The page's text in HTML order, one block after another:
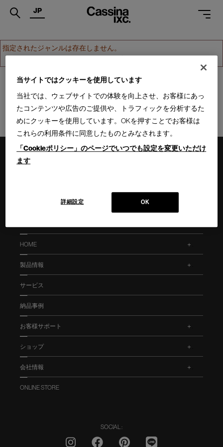
.
SERVICES
PROJECTS
MAGAZINE
SHOPS
PROFESSIONAL
JP
指定されたジャンルは存在しません。
ホームへ戻る
HOME
製品情報
サービス
納品事例
お客様サポート
ショップ
会社情報
ONLINE STORE
SOCIAL :
当サイトではクッキーを使用しています
当社では、ウェブサイトでの体験を向上させ、お客様にあっ
たコンテンツや広告のご提供や、トラフィックを分析するた
めにクッキーを使用しています。OKを押すことでお客様は
これらの利用条件に同意したものとみなされます。
「Cookieポリシー」のページでいつでも設定を変更いただけ
ます
OK
詳細設定